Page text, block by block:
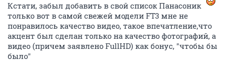
Кстати, забыл добавить в свой список Панасоник
только вот в самой свежей модели FT3 мне не
понравилось качество видео, такое впечатление,что
акцент был сделан только на качество фотографий, а
видео (причем заявлено FullHD) как бонус, "чтобы бы
было"